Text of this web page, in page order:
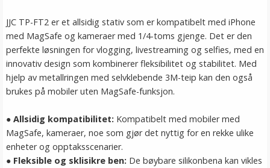
JJC TP-FT2 er et allsidig stativ som er kompatibelt med iPhone
med MagSafe og kameraer med 1/4-toms gjenge. Det er den
perfekte løsningen for vlogging, livestreaming og selfies, med en
innovativ design som kombinerer fleksibilitet og stabilitet. Med
hjelp av metallringen med selvklebende 3M-teip kan den også
brukes på mobiler uten MagSafe-funksjon.
● Allsidig kompatibilitet: Kompatibelt med mobiler med
MagSafe, kameraer, noe som gjør det nyttig for en rekke ulike
enheter og opptaksscenarier.
● Fleksible og sklisikre ben: De bøybare silikonbena kan vikles